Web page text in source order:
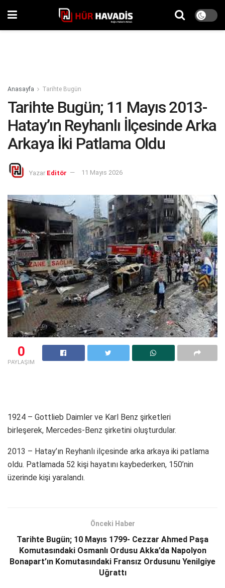
Anasayfa Tarihte Bugün
Tarihte Bugün; 11 Mayıs 2013-
Hatay’ın Reyhanlı İlçesinde Arka
Arkaya İki Patlama Oldu
Yazar Editör 11 Mayıs 2026
0
PAYLAŞIM
1924 – Gottlieb Daimler ve Karl Benz şirketleri
birleşerek, Mercedes-Benz şirketini oluşturdular.
2013 – Hatay’ın Reyhanlı ilçesinde arka arkaya iki patlama
oldu. Patlamada 52 kişi hayatını kaybederken, 150’nin
üzerinde kişi yaralandı.
Önceki Haber
Tarihte Bugün; 10 Mayıs 1799- Cezzar Ahmed Paşa
Komutasındaki Osmanlı Ordusu Akka’da Napolyon
Bonapart’ın Komutasındaki Fransız Ordusunu Yenilgiye
Uğrattı